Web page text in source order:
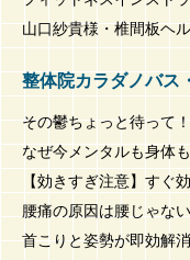
山口紗貴様・椎間板ヘ
整体院カラダノバス
その鬱ちょっと待って
なぜ今メンタルも身体
【効きすぎ注意】すぐ
腰痛の原因は腰じゃな
首こりと姿勢が即効解